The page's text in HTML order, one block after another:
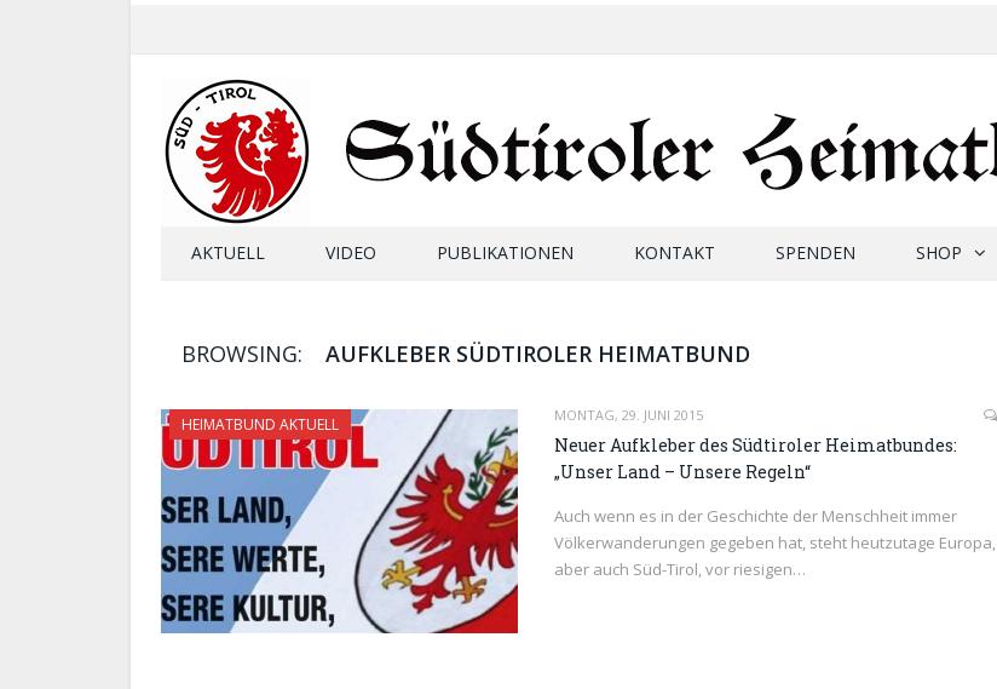
AKTUELL VIDEO PUBLIKATIONEN KONTAKT SPENDEN SHOP
BROWSING: AUFKLEBER SÜDTIROLER HEIMATBUND
HEIMATBUND AKTUELL MONTAG, 29. JUNI 2015
Neuer Aufkleber des Südtiroler Heimatbundes:
„Unser Land – Unsere Regeln“
Auch wenn es in der Geschichte der Menschheit immer
Völkerwanderungen gegeben hat, steht heutzutage Europa,
aber auch Süd-Tirol, vor riesigen…